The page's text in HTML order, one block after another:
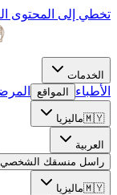
تخطي إلى المحتوى
الخدمات
الأطباء المواقع
🇲🇾ماليزيا
العربية
راسل منسقك الشخصي
🇲🇾ماليزيا